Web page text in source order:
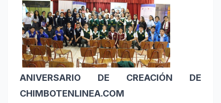
ANIVERSARIO DE CREACIÓN DE
CHIMBOTENLINEA.COM